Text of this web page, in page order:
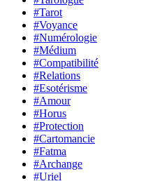
#Tarot
#Voyance
#Numérologie
#Médium
#Compatibilité
#Relations
#Esotérisme
#Amour
#Horus
#Protection
#Cartomancie
#Fatma
#Archange
#Uriel